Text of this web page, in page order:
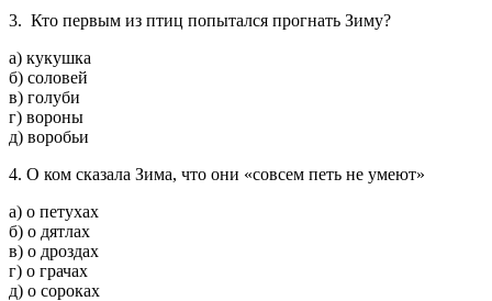
3. Кто первым из птиц попытался прогнать Зиму?
а) кукушка
б) соловей
в) голуби
г) вороны
д) воробьи
4. О ком сказала Зима, что они «совсем петь не умеют»
а) о петухах
б) о дятлах
в) о дроздах
г) о грачах
д) о сороках